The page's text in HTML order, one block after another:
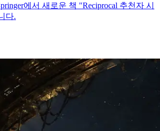
에서 새로운 책 "Reciprocal 추천자 시
다.